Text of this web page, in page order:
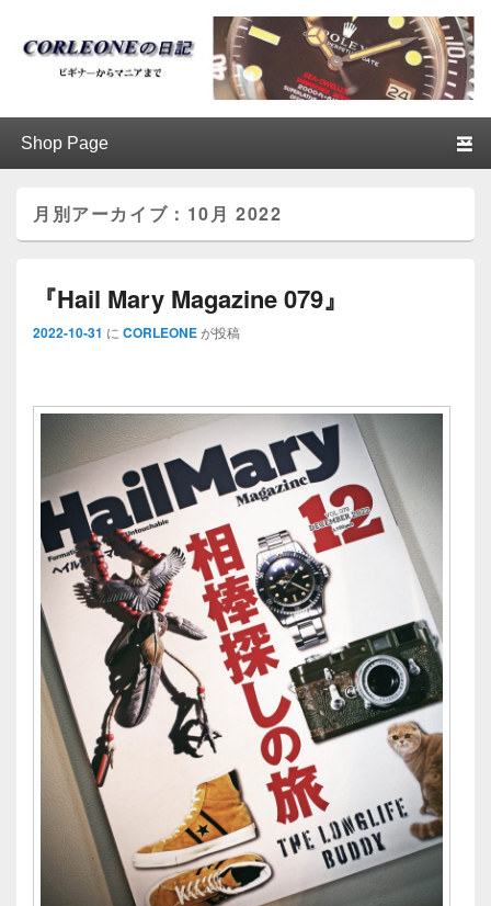
ブログ / アンティークロレックス
│CORLEONE
月別アーカイブ： 10月 2022
『Hail Mary Magazine 079』
2022-10-31 に CORLEONEが投稿